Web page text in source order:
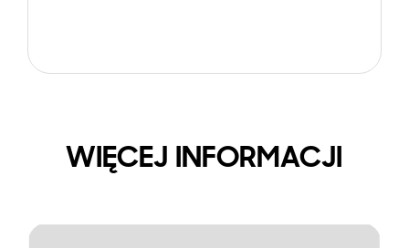
WIĘCEJ INFORMACJI